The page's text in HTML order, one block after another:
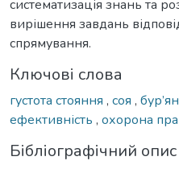
систематизація знань та
вирішення завдань
спрямування.
Ключові слова
густота стояння , соя ,
ефективність , охорона
Бібліографічний опис